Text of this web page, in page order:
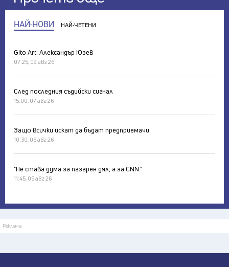
НАЙ-НОВИ НАЙ-ЧЕТЕНИ
Gito Art: Александър Юзев
07:25, 09 авг 26
След последния съдийски сигнал
15:00, 07 авг 26
Защо всички искат да бъдат предприемачи
10:30, 06 авг 26
"Не става дума за пазарен дял, а за CNN."
11:45, 05 авг 26
Реклама